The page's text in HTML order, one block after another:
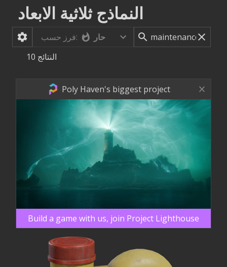
النماذج ثلاثية الابعاد
فرز حسب:
حار
10 النتائج
Poly Haven's biggest project
Build a game with us, join Project Lighthouse